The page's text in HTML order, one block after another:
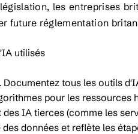
les entreprises
future réglementation
utilisés
tous les outils
pour les ressources
IA tierces (comme les
données et reflète les